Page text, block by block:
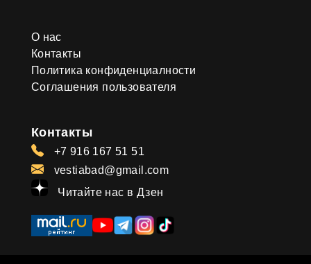
О нас
Контакты
Политика конфиденциалности
Соглашения пользователя
Контакты
+7 916 167 51 51
vestiabad@gmail.com
Читайте нас в Дзен